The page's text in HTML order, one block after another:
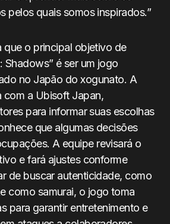
pelos quais somos inspirados.”
que o principal objetivo de
Shadows” é ser um jogo
no Japão do xogunato. A
com a Ubisoft Japan,
para informar suas escolhas
que algumas decisões
A equipe revisará o
e fará ajustes conforme
de buscar autenticidade, como
como samurai, o jogo toma
para garantir entretenimento e